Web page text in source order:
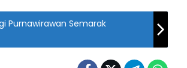
Purnawirawan Semarak